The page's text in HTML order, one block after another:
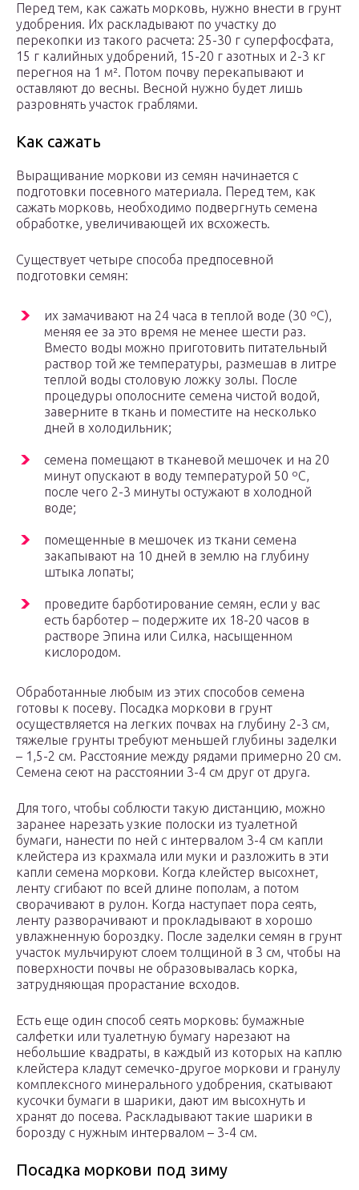
Перед тем, как сажать морковь, нужно внести в грунт
удобрения. Их раскладывают по участку до
перекопки из такого расчета: 25-30 г суперфосфата,
15 г калийных удобрений, 15-20 г азотных и 2-3 кг
перегноя на 1 м². Потом почву перекапывают и
оставляют до весны. Весной нужно будет лишь
разровнять участок граблями.
Как сажать
Выращивание моркови из семян начинается с
подготовки посевного материала. Перед тем, как
сажать морковь, необходимо подвергнуть семена
обработке, увеличивающей их всхожесть.
Существует четыре способа предпосевной
подготовки семян:
их замачивают на 24 часа в теплой воде (30 ºC),
меняя ее за это время не менее шести раз.
Вместо воды можно приготовить питательный
раствор той же температуры, размешав в литре
теплой воды столовую ложку золы. После
процедуры ополосните семена чистой водой,
заверните в ткань и поместите на несколько
дней в холодильник;
семена помещают в тканевой мешочек и на 20
минут опускают в воду температурой 50 ºC,
после чего 2-3 минуты остужают в холодной
воде;
помещенные в мешочек из ткани семена
закапывают на 10 дней в землю на глубину
штыка лопаты;
проведите барботирование семян, если у вас
есть барботер – подержите их 18-20 часов в
растворе Эпина или Силка, насыщенном
кислородом.
Обработанные любым из этих способов семена
готовы к посеву. Посадка моркови в грунт
осуществляется на легких почвах на глубину 2-3 см,
тяжелые грунты требуют меньшей глубины заделки
– 1,5-2 см. Расстояние между рядами примерно 20 см.
Семена сеют на расстоянии 3-4 см друг от друга.
Для того, чтобы соблюсти такую дистанцию, можно
заранее нарезать узкие полоски из туалетной
бумаги, нанести по ней с интервалом 3-4 см капли
клейстера из крахмала или муки и разложить в эти
капли семена моркови. Когда клейстер высохнет,
ленту сгибают по всей длине пополам, а потом
сворачивают в рулон. Когда наступает пора сеять,
ленту разворачивают и прокладывают в хорошо
увлажненную бороздку. После заделки семян в грунт
участок мульчируют слоем толщиной в 3 см, чтобы на
поверхности почвы не образовывалась корка,
затрудняющая прорастание всходов.
Есть еще один способ сеять морковь: бумажные
салфетки или туалетную бумагу нарезают на
небольшие квадраты, в каждый из которых на каплю
клейстера кладут семечко-другое моркови и гранулу
комплексного минерального удобрения, скатывают
кусочки бумаги в шарики, дают им высохнуть и
хранят до посева. Раскладывают такие шарики в
борозду с нужным интервалом – 3-4 см.
Посадка моркови под зиму